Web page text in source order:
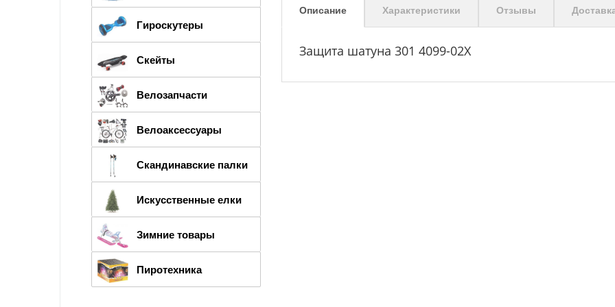
Описание Характеристики Отзывы
Защита шатуна 301 4099-02Х
Гироскутеры
Скейты
Велозапчасти
Велоаксессуары
Скандинавские палки
Искусственные елки
Зимние товары
Пиротехника